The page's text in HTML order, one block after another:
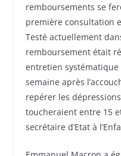
remboursements se
première consultation
Testé actuellement
remboursement était
entretien
semaine après
repérer les
toucheraient entre 15
secrétaire d’Etat à